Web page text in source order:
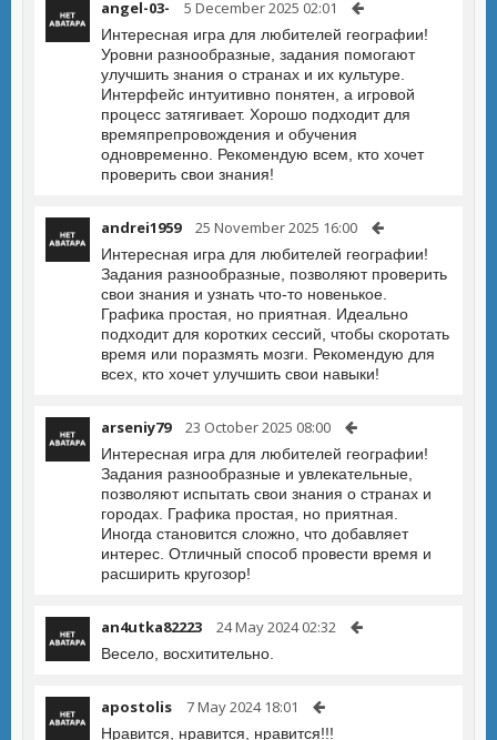
angel-03- 5 December 2025 02:01
Интересная игра для любителей географии!
Уровни разнообразные, задания помогают
улучшить знания о странах и их культуре.
Интерфейс интуитивно понятен, а игровой
процесс затягивает. Хорошо подходит для
времяпрепровождения и обучения
одновременно. Рекомендую всем, кто хочет
проверить свои знания!
andrei1959 25 November 2025 16:00
Интересная игра для любителей географии!
Задания разнообразные, позволяют проверить
свои знания и узнать что-то новенькое.
Графика простая, но приятная. Идеально
подходит для коротких сессий, чтобы скоротать
время или поразмять мозги. Рекомендую для
всех, кто хочет улучшить свои навыки!
arseniy79 23 October 2025 08:00
Интересная игра для любителей географии!
Задания разнообразные и увлекательные,
позволяют испытать свои знания о странах и
городах. Графика простая, но приятная.
Иногда становится сложно, что добавляет
интерес. Отличный способ провести время и
расширить кругозор!
an4utka82223 24 May 2024 02:32
Весело, восхитительно.
apostolis 7 May 2024 18:01
Нравится, нравится, нравится!!!